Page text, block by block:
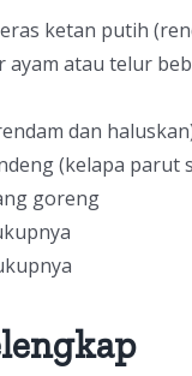
ketan putih
ayam atau telur
dan
(kelapa parut
goreng